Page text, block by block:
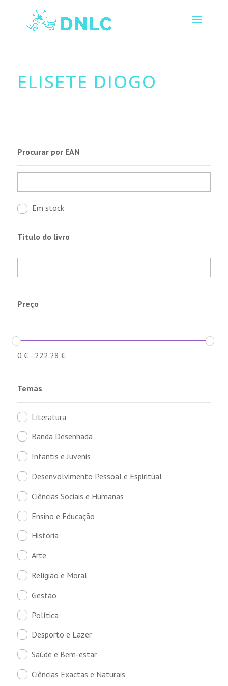
ELISETE DIOGO
Procurar por EAN
Em stock
Título do livro
Preço
0 €- 222.28 €
Temas
Literatura
Banda Desenhada
Infantis e Juvenis
Desenvolvimento Pessoal e Espiritual
Ciências Sociais e Humanas
Ensino e Educação
História
Arte
Religião e Moral
Gestão
Política
Desporto e Lazer
Saúde e Bem-estar
Ciências Exactas e Naturais